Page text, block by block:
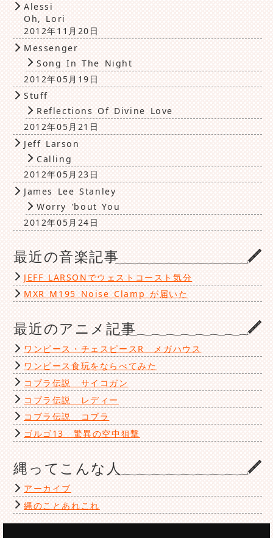
Alessi
Oh, Lori
2012年11月20日
Messenger
Song In The Night
2012年05月19日
Stuff
Reflections Of Divine Love
2012年05月21日
Jeff Larson
Calling
2012年05月23日
James Lee Stanley
Worry 'bout You
2012年05月24日
最近の音楽記事
JEFF LARSONでウェストコースト気分
MXR M195 Noise Clamp が届いた
最近のアニメ記事
ワンピース・チェスピースR メガハウス
ワンピース食玩をならべてみた
コブラ伝説 サイコガン
コブラ伝説 レディー
コブラ伝説 コブラ
ゴルゴ13 驚異の空中狙撃
縄ってこんな人
アーカイブ
縄のことあれこれ